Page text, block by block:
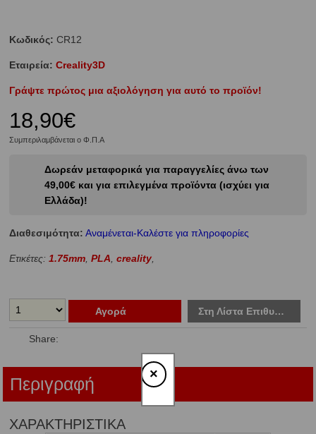
Κωδικός: CR12
Εταιρεία: Creality3D
Γράψτε πρώτος μια αξιολόγηση για αυτό το προϊόν!
18,90€
Συμπεριλαμβάνεται ο Φ.Π.Α
Δωρεάν μεταφορικά για παραγγελίες άνω των
49,00€ και για επιλεγμένα προϊόντα (ισχύει για
Ελλάδα)!
Διαθεσιμότητα: Αναμένεται-Καλέστε για πληροφορίες
Ετικέτες:1.75mm,PLA,creality,
Αγορά Στη Λίστα Επιθυμιών
Share:
Περιγραφή
ΧΑΡΑΚΤΗΡΙΣΤΙΚΑ
×